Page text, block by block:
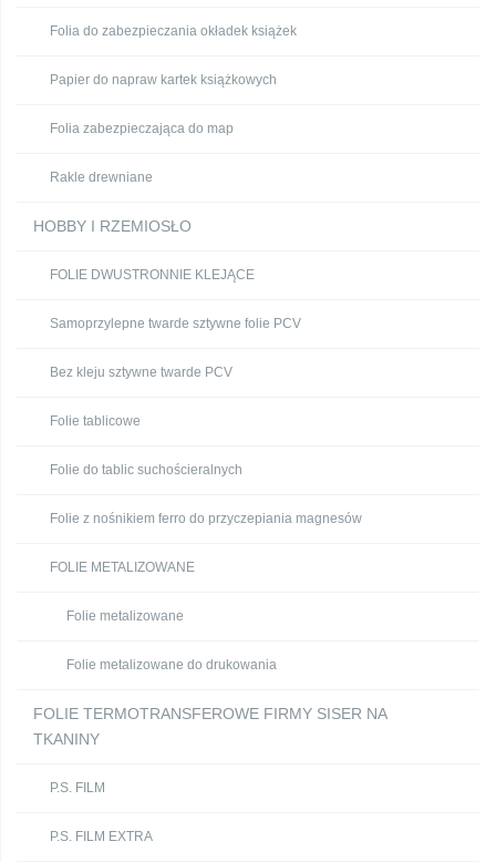
Folia do zabezpieczania okładek książek
Papier do napraw kartek książkowych
Folia zabezpieczająca do map
Rakle drewniane
HOBBY I RZEMIOSŁO
FOLIE DWUSTRONNIE KLEJĄCE
Samoprzylepne twarde sztywne folie PCV
Bez kleju sztywne twarde PCV
Folie tablicowe
Folie do tablic suchościeralnych
Folie z nośnikiem ferro do przyczepiania magnesów
FOLIE METALIZOWANE
Folie metalizowane
Folie metalizowane do drukowania
FOLIE TERMOTRANSFEROWE FIRMY SISER NA
TKANINY
P.S. FILM
P.S. FILM EXTRA